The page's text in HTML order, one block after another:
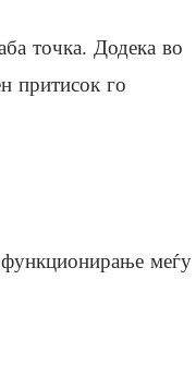
точка. Додека во
притисок го
функционирање меѓу